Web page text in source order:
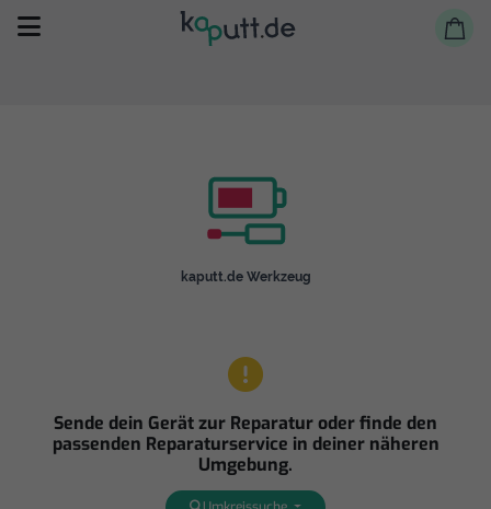
Selbst reparieren
kaputt.de Werkzeug
Sende dein Gerät zur Reparatur oder finde den
passenden Reparaturservice in deiner näheren
Umgebung.